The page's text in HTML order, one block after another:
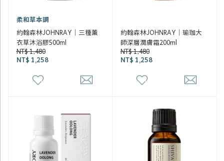
柔和草本調
約翰森林JOHNRAY｜三種薰
衣草沐浴膠500ml
NT$ 1,480
NT$ 1,258
約翰森林JOHNRAY｜瑜珈大
師深層潤膚霜200ml
NT$ 1,480
NT$ 1,258